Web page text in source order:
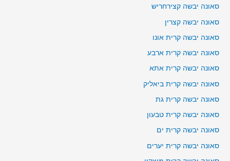
סאונה יבשה קצירחריש
סאונה יבשה קצרין
סאונה יבשה קרית אונו
סאונה יבשה קרית ארבע
סאונה יבשה קרית אתא
סאונה יבשה קרית ביאליק
סאונה יבשה קרית גת
סאונה יבשה קרית טבעון
סאונה יבשה קרית ים
סאונה יבשה קרית יערים